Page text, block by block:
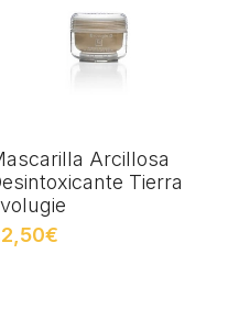
Arcillosa
Tierra